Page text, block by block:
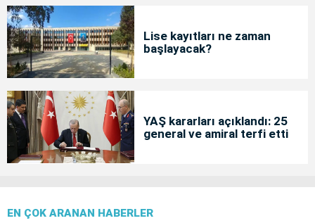
Lise kayıtları ne zaman
başlayacak?
YAŞ kararları açıklandı: 25
general ve amiral terfi etti
EN ÇOK ARANAN HABERLER